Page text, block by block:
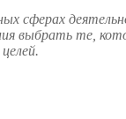
сферах
выбрать те,